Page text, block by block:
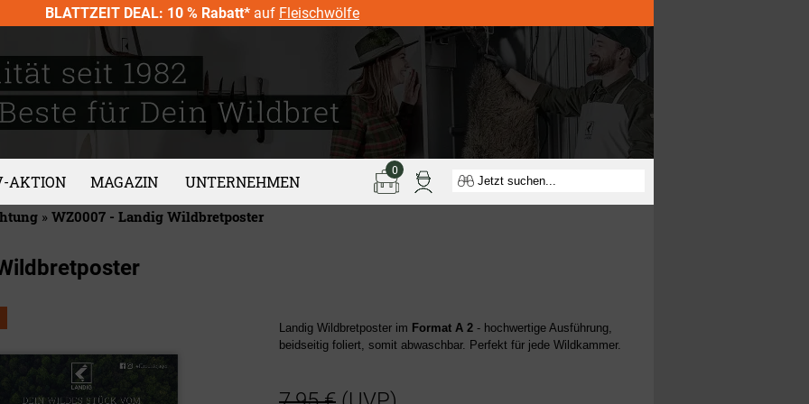
BLATTZEIT DEAL: 10 % Rabatt* auf Fleischwölfe
AKTION MAGAZIN UNTERNEHMEN
0
» WZ0007 - Landig Wildbretposter
Landig Wildbretposter im Format A 2 - hochwertige Ausführung,
beidseitig foliert, somit abwaschbar. Perfekt für jede Wildkammer.